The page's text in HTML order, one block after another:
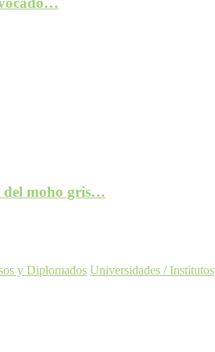
del moho gris…
y Diplomados Universidades / Institutos